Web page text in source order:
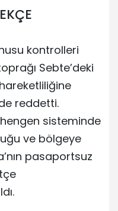
kontrolleri
Sebte’deki
reddetti.
sisteminde
ve bölgeye
pasaportsuz